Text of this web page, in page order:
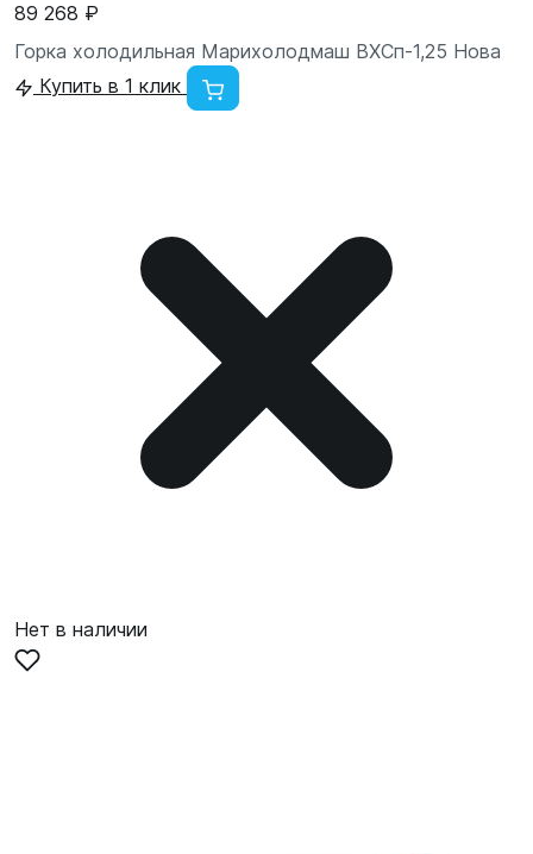
89 268 ₽
Горка холодильная Марихолодмаш ВХСп-1,25 Нова
Купить в 1 клик
Нет в наличии